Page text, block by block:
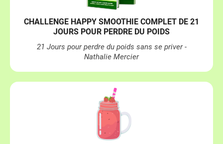
CHALLENGE HAPPY SMOOTHIE COMPLET DE 21
JOURS POUR PERDRE DU POIDS
21 Jours pour perdre du poids sans se priver -
Nathalie Mercier